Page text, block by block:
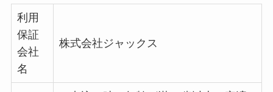
利用
保証
会社
名
株式会社ジャックス